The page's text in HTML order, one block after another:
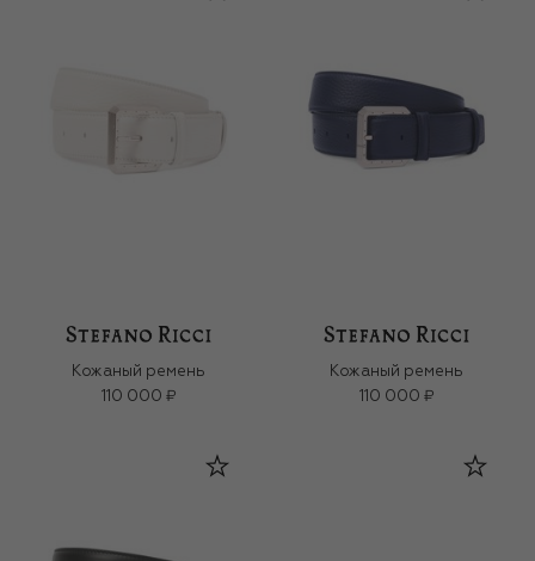
Кожаный ремень
110 000 ₽
Кожаный ремень
110 000 ₽